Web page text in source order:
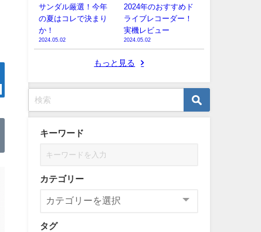
サンダル厳選！今年
の夏はコレで決まり
か！
2024.05.02
2024年のおすすめド
ライブレコーダー！
実機レビュー
2024.05.02
もっと見る
キーワード
カテゴリー
タグ